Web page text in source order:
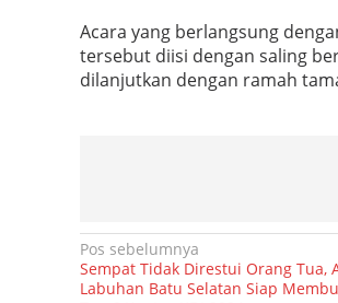
l
Acara yang berlangsung
tersebut diisi dengan saling
dilanjutkan dengan ramah
N
a
Pos sebelumnya
Sempat Tidak Direstui Orang Tua,
Labuhan Batu Selatan Siap